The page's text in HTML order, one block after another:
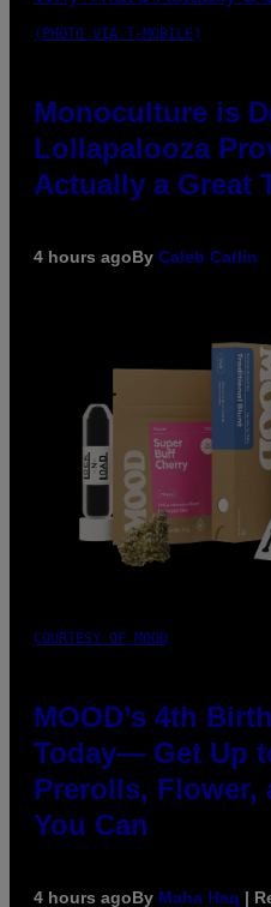
(PHOTO VIA T-MOBILE)
Monoculture is
Lollapalooza
Actually a Great
4 hours agoBy Caleb Catlin
COURTESY OF MOOD
MOOD’s 4th
Today— Get Up
Prerolls, Flower,
You Can
4 hours agoBy Maha Haq |